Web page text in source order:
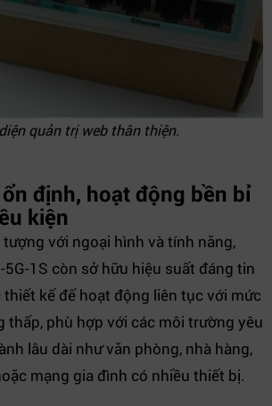
quản trị web thân thiện.
định, hoạt động bền bỉ
kiện
với ngoại hình và tính năng,
1S còn sở hữu hiệu suất đáng tin
thiết kế để hoạt động liên tục với mức
thấp, phù hợp với các môi trường yêu
lâu dài như văn phòng, nhà hàng,
mạng gia đình có nhiều thiết bị.